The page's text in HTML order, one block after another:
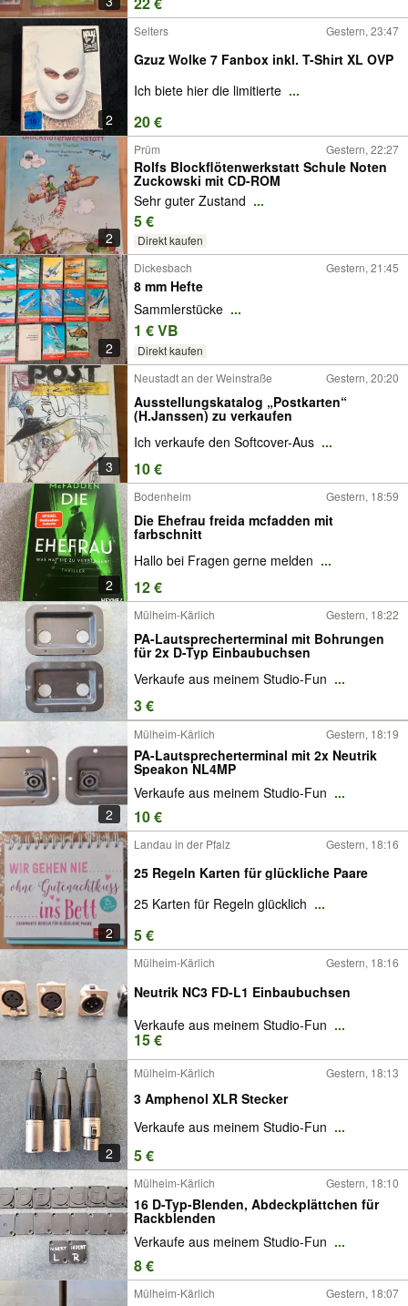
2
Selters Gestern, 23:47
Gzuz Wolke 7 Fanbox inkl. T-Shirt XL OVP
Ich biete hier die limitierte ...
20 €
2
Prüm Gestern, 22:27
Rolfs Blockflötenwerkstatt Schule Noten
Zuckowski mit CD-ROM
Sehr guter Zustand ...
5 €
Direkt kaufen
2
Dickesbach Gestern, 21:45
8 mm Hefte
Sammlerstücke ...
1 € VB
Direkt kaufen
3
Neustadt an der Weinstraße Gestern, 20:20
Ausstellungskatalog „Postkarten“
(H.Janssen) zu verkaufen
Ich verkaufe den Softcover-Aus ...
10 €
2
Bodenheim Gestern, 18:59
Die Ehefrau freida mcfadden mit
farbschnitt
Hallo bei Fragen gerne melden ...
12 €
Mülheim-Kärlich Gestern, 18:22
PA-Lautsprecherterminal mit Bohrungen
für 2x D-Typ Einbaubuchsen
Verkaufe aus meinem Studio-Fun ...
3 €
2
Mülheim-Kärlich Gestern, 18:19
PA-Lautsprecherterminal mit 2x Neutrik
Speakon NL4MP
Verkaufe aus meinem Studio-Fun ...
10 €
2
Landau in der Pfalz Gestern, 18:16
25 Regeln Karten für glückliche Paare
25 Karten für Regeln glücklich ...
5 €
Mülheim-Kärlich Gestern, 18:16
Neutrik NC3 FD-L1 Einbaubuchsen
Verkaufe aus meinem Studio-Fun ...
15 €
2
Mülheim-Kärlich Gestern, 18:13
3 Amphenol XLR Stecker
Verkaufe aus meinem Studio-Fun ...
5 €
Mülheim-Kärlich Gestern, 18:10
16 D-Typ-Blenden, Abdeckplättchen für
Rackblenden
Verkaufe aus meinem Studio-Fun ...
8 €
Mülheim-Kärlich Gestern, 18:07